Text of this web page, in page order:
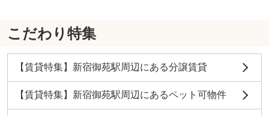
こだわり特集
【賃貸特集】新宿御苑駅周辺にある分譲賃貸
【賃貸特集】新宿御苑駅周辺にあるペット可物件